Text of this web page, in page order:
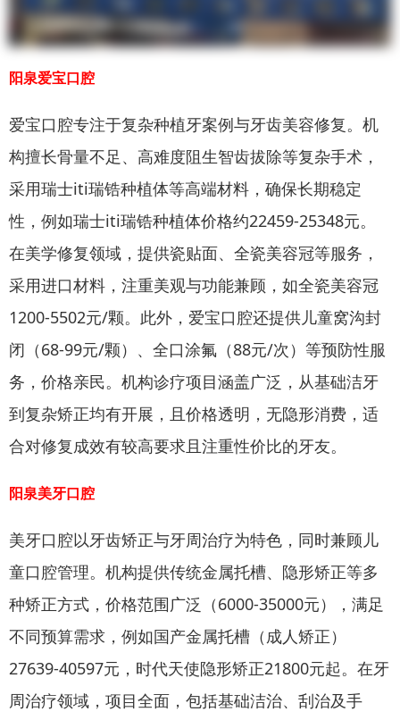
阳泉爱宝口腔
爱宝口腔专注于复杂种植牙案例与牙齿美容修复。机
构擅长骨量不足、高难度阻生智齿拔除等复杂手术，
采用瑞士iti瑞锆种植体等高端材料，确保长期稳定
性，例如瑞士iti瑞锆种植体价格约22459-25348元。
在美学修复领域，提供瓷贴面、全瓷美容冠等服务，
采用进口材料，注重美观与功能兼顾，如全瓷美容冠
1200-5502元/颗。此外，爱宝口腔还提供儿童窝沟封
闭（68-99元/颗）、全口涂氟（88元/次）等预防性服
务，价格亲民。机构诊疗项目涵盖广泛，从基础洁牙
到复杂矫正均有开展，且价格透明，无隐形消费，适
合对修复成效有较高要求且注重性价比的牙友。
阳泉美牙口腔
美牙口腔以牙齿矫正与牙周治疗为特色，同时兼顾儿
童口腔管理。机构提供传统金属托槽、隐形矫正等多
种矫正方式，价格范围广泛（6000-35000元），满足
不同预算需求，例如国产金属托槽（成人矫正）
27639-40597元，时代天使隐形矫正21800元起。在牙
周治疗领域，项目全面，包括基础洁治、刮治及手